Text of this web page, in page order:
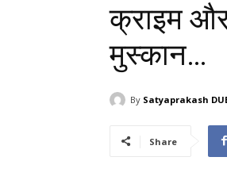
क्राइम
मुस्कान…
By Satyaprakash
Share